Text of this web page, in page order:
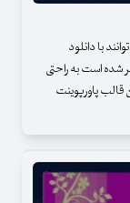
با دانلود
شده است به راحتی
قالب پاورپوینت